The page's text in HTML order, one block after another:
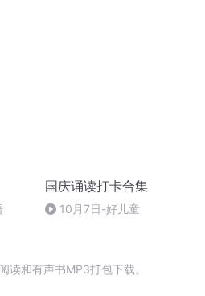
国庆诵读打卡合集
10月7日-好儿童
和有声书MP3打包下载。